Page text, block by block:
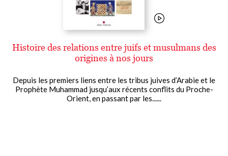
Histoire des relations entre juifs et musulmans des
origines à nos jours
Depuis les premiers liens entre les tribus juives d’Arabie et le
Prophète Muhammad jusqu’aux récents conflits du Proche-
Orient, en passant par les......